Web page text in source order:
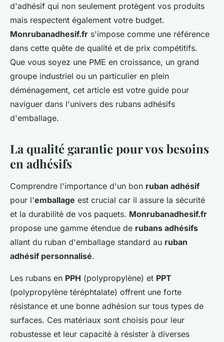
d'adhésif qui non seulement protègent vos produits
mais respectent également votre budget.
Monrubanadhesif.fr s'impose comme une référence
dans cette quête de qualité et de prix compétitifs.
Que vous soyez une PME en croissance, un grand
groupe industriel ou un particulier en plein
déménagement, cet article est votre guide pour
naviguer dans l'univers des rubans adhésifs
d'emballage.
La qualité garantie pour vos besoins
en adhésifs
Comprendre l'importance d'un bon ruban adhésif
pour l'emballage est crucial car il assure la sécurité
et la durabilité de vos paquets. Monrubanadhesif.fr
propose une gamme étendue de rubans adhésifs
allant du ruban d'emballage standard au ruban
adhésif personnalisé.
Les rubans en PPH (polypropylène) et PPT
(polypropylène téréphtalate) offrent une forte
résistance et une bonne adhésion sur tous types de
surfaces. Ces matériaux sont choisis pour leur
robustesse et leur capacité à résister à diverses